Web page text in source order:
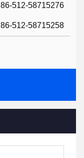
86-512-58715276
86-512-58715258